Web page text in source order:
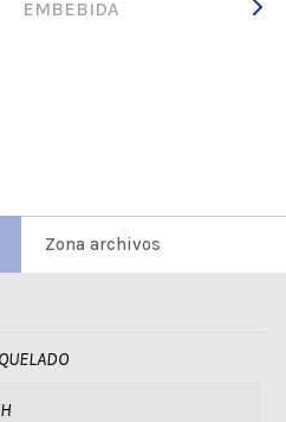
EMBEBIDA
Zona archivos